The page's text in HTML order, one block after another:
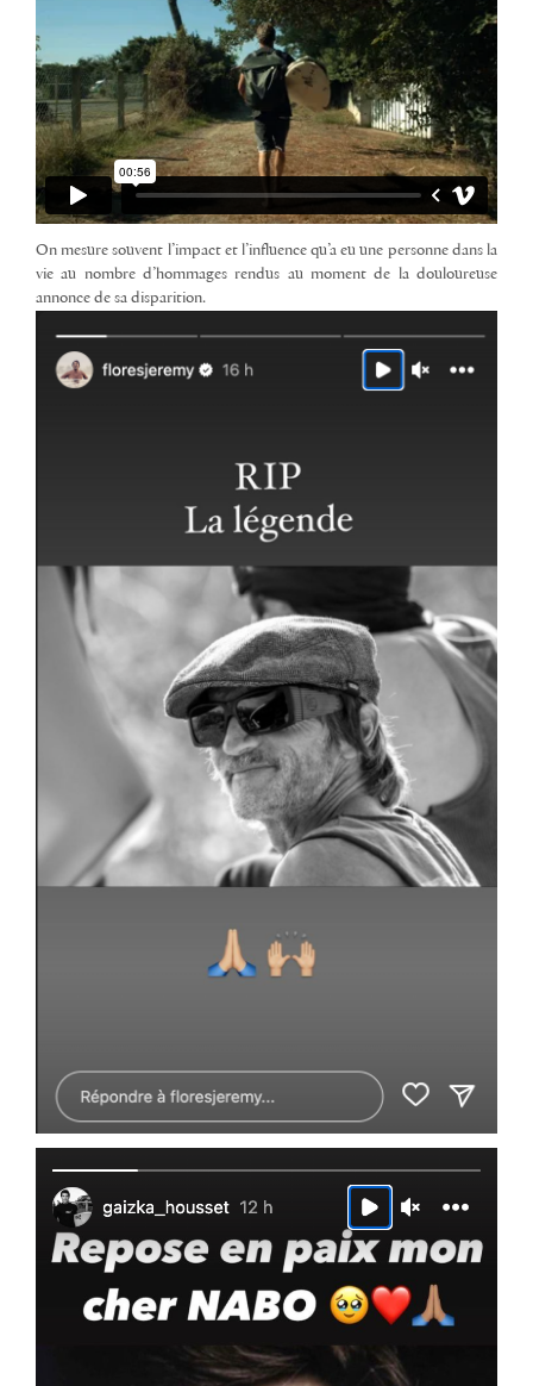
On mesure souvent l’impact et l’influence qu’a eu une personne dans la
vie au nombre d’hommages rendus au moment de la douloureuse
annonce de sa disparition.